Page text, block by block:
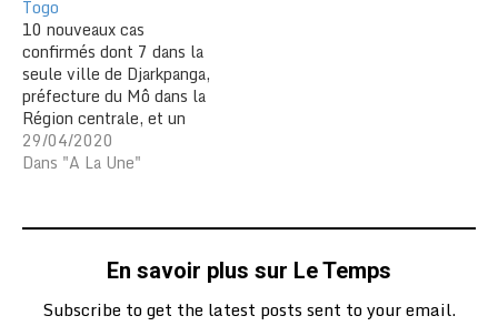
Togo
10 nouveaux cas
confirmés dont 7 dans la
seule ville de Djarkpanga,
préfecture du Mô dans la
Région centrale, et un
7ème décès, telles sont
les informations
nouvelles ne sont pas du
découverte du premier
29/04/2020
Dans "A La Une"
En savoir plus sur Le Temps
Subscribe to get the latest posts sent to your email.